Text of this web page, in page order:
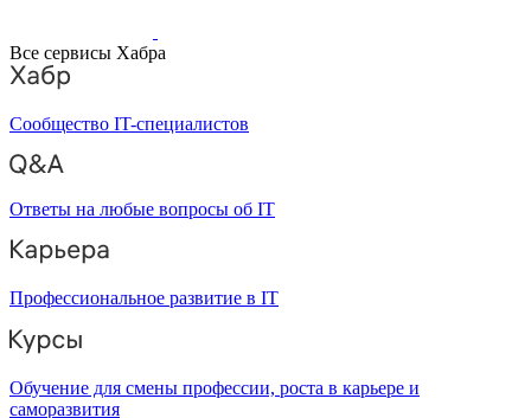
Все сервисы Хабра
Сообщество IT-специалистов
Ответы на любые вопросы об IT
Профессиональное развитие в IT
Обучение для смены профессии, роста в карьере и
саморазвития